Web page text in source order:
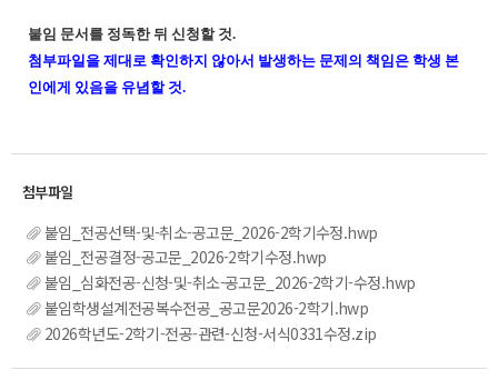
붙임 문서를 정독한 뒤 신청할 것.
첨부파일을 제대로 확인하지 않아서 발생하는 문제의 책임은 학생 본
인에게 있음을 유념할 것.
붙임_전공선택-및-취소-공고문_2026-2학기수정.hwp
붙임_전공결정-공고문_2026-2학기수정.hwp
붙임_심화전공-신청-및-취소-공고문_2026-2학기-수정.hwp
붙임학생설계전공복수전공_공고문2026-2학기.hwp
2026학년도-2학기-전공-관련-신청-서식0331수정.zip